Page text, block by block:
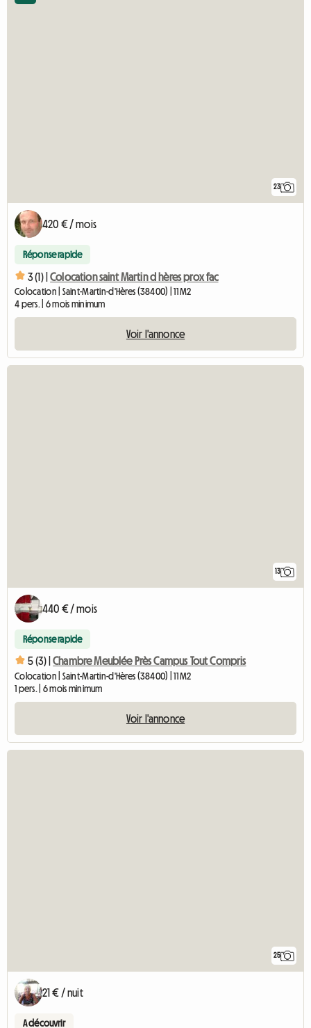
23
420 € / mois
Réponse rapide
3 (1) | Colocation saint Martin d hères prox fac
Colocation | Saint-Martin-d'Hères (38400) | 11 M2
4 pers. | 6 mois minimum
Voir l'annonce
13
440 € / mois
Réponse rapide
5 (3) | Chambre Meublée Près Campus Tout Compris
Colocation | Saint-Martin-d'Hères (38400) | 11 M2
1 pers. | 6 mois minimum
Voir l'annonce
25
21 € / nuit
A découvrir